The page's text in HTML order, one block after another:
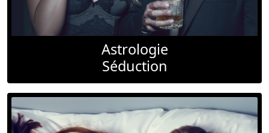
Astrologie
Séduction